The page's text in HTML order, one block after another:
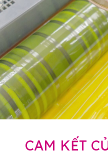
CAM KẾT